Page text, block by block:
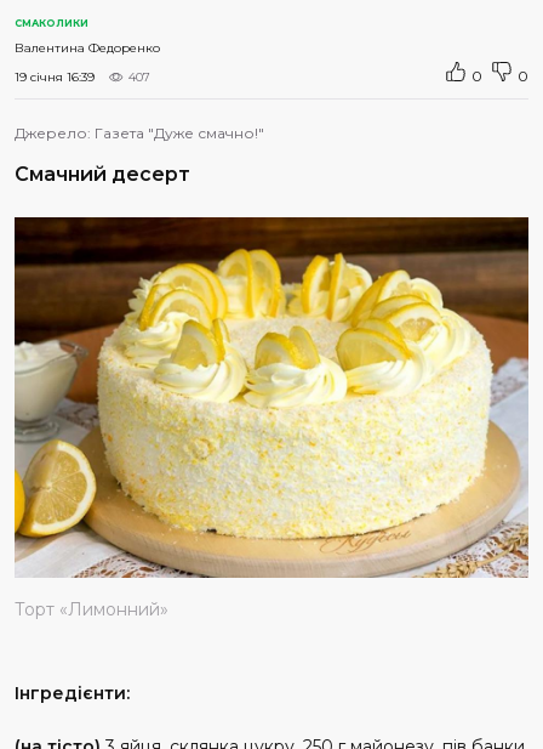
СМАКОЛИКИ
Валентина Федоренко
19 січня 16:39
407 0 0
Джерело: Газета "Дуже смачно!"
Смачний десерт
Торт «Лимонний»
Інгредієнти: